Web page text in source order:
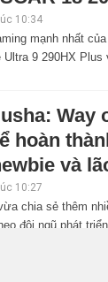
10:34
mạnh nhất
Ultra 9 290HX
Way
hoàn
và
10:27
chia sẻ thêm
đội ngũ phát